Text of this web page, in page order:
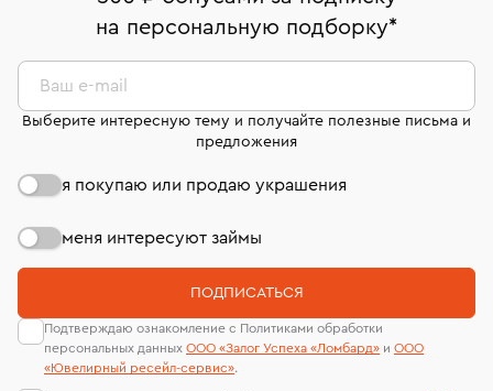
право передумать, если изделие вам не подошло. 7
дней на возврат. Детальные условия возврата
комиссионных украшений и часов смотрите на
странице«Возврат украшений»
На особо ценные изделия получены
сертификаты МГУ и других геммологических
лабораторий
на персональную подборку*
Ваш e-mail
Выберите интересную тему и получайте полезные письма и
предложения
я покупаю или продаю украшения
меня интересуют займы
ПОДПИСАТЬСЯ
Подтверждаю ознакомление с Политиками обработки
персональных данных ООО «Залог Успеха «Ломбард» и ООО
«Ювелирный ресейл-сервиc».